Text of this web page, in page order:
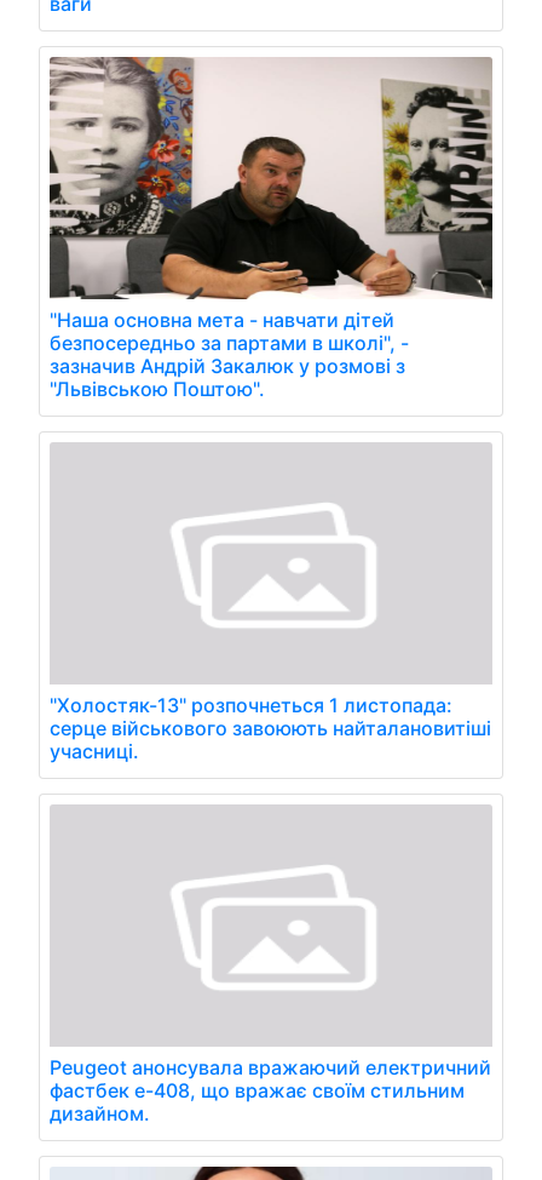
"Наша основна мета - навчати дітей
безпосередньо за партами в школі", -
зазначив Андрій Закалюк у розмові з
"Львівською Поштою".
"Холостяк-13" розпочнеться 1 листопада:
серце військового завоюють найталановитіші
учасниці.
Peugeot анонсувала вражаючий електричний
фастбек e-408, що вражає своїм стильним
дизайном.